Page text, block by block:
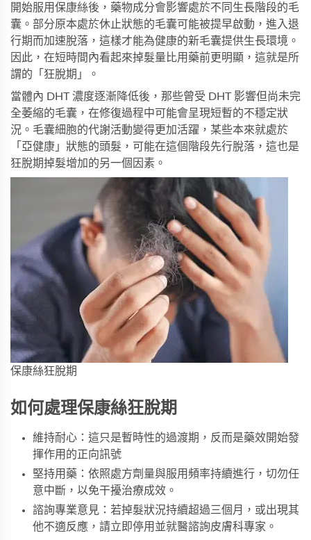
開始服用保康絲後，藥物成分會影響處於不同生長階段的毛
囊。部分原本處於休止狀態的毛囊可能被提早啟動，進入退
行期而加速脫落，這樣才能為健康的新毛囊提供生長環境。
因此，在短時間內看起來掉髮量比用藥前更明顯，這就是所
謂的「狂脫期」。
當體內 DHT 濃度逐漸降低後，那些曾受 DHT 影響但尚未完
全萎縮的毛囊，在修復過程中可能會呈現短暫的不穩定狀
況。毛囊細胞的代謝活動變得更加活躍，某些本來就處於
「亞健康」狀態的頭髮，可能在這個階段先行脫落，這也是
狂脫期掉髮增加的另一個因素。
保康絲狂脫期
如何處理保康絲狂脫期
維持耐心：這只是暫時性的過渡期，反而是藥效開始發
揮作用的正向訊號
堅持用藥：依照處方劑量與服用頻率持續進行，切勿任
意中斷，以免干擾治療成效。
諮詢專業意見：若掉髮狀況持續超過三個月，或出現其
他不適反應，請立即停用並就醫諮詢皮膚科專家。